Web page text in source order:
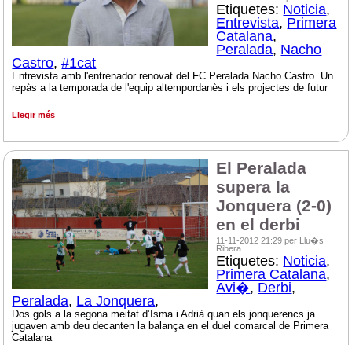
Etiquetes: Noticia,
Entrevista, Primera
Catalana,
Peralada, Nacho
Castro,#1cat
Entrevista amb l'entrenador renovat del FC Peralada Nacho Castro. Un
repàs a la temporada de l'equip altempordanès i els projectes de futur
Llegir més
El Peralada
supera la
Jonquera (2-0)
en el derbi
11-11-2012 21:29 per Llu�s
Ribera
Etiquetes: Noticia,
Primera Catalana,
Avi�, Derbi,
Peralada, La Jonquera,
Dos gols a la segona meitat d’Isma i Adrià quan els jonquerencs ja
jugaven amb deu decanten la balança en el duel comarcal de Primera
Catalana